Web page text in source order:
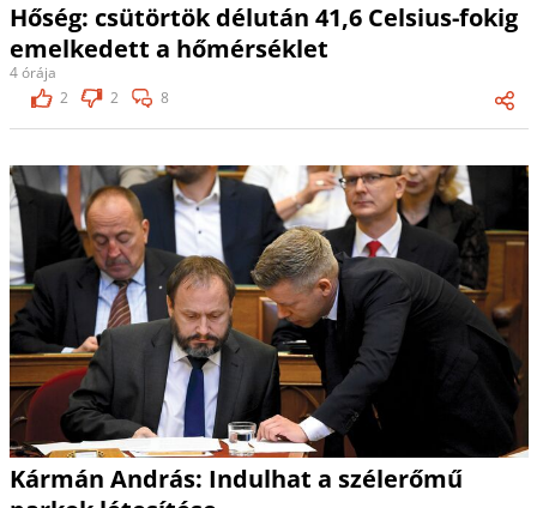
Hőség: csütörtök délután 41,6 Celsius-fokig
emelkedett a hőmérséklet
4 órája
2
2 8
Kármán András: Indulhat a szélerőmű